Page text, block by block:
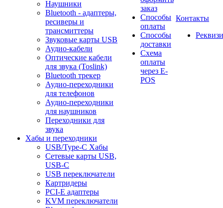
Наушники
Bluetooth - адаптеры,
ресиверы и
трансмиттеры
Звуковые карты USB
Аудио-кабели
Оптические кабели
для звука (Toslink)
Bluetooth трекер
Аудио-переходники
для телефонов
Аудио-переходники
для наушников
Переходники для
звука
Хабы и переходники
USB/Type-C Хабы
Сетевые карты USB,
USB-C
USB переключатели
Картридеры
PCI-E адаптеры
KVM переключатели
заказ
Способы
оплаты
Способы
доставки
Схема
оплаты
через E-
POS
Контакты